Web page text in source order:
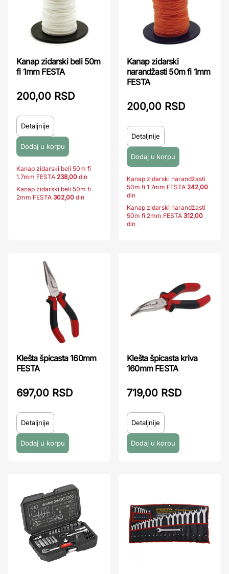
Kanap zidarski beli 50m
fi 1mm FESTA
200,00 RSD
Detaljnije
Kanap zidarski beli 50m fi
1.7mm FESTA 238,00 din
Kanap zidarski beli 50m fi
2mm FESTA 302,00 din
Kanap zidarski
narandžasti 50m fi 1mm
FESTA
200,00 RSD
Detaljnije
Kanap zidarski narandžasti
50m fi 1.7mm FESTA 242,00
din
Kanap zidarski narandžasti
50m fi 2mm FESTA 312,00
din
Klešta špicasta 160mm
FESTA
697,00 RSD
Detaljnije
Klešta špicasta kriva
160mm FESTA
719,00 RSD
Detaljnije